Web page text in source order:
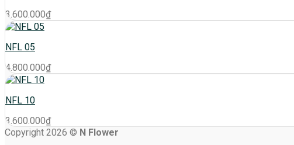
3.600.000₫
NFL 05
4.800.000₫
NFL 10
3.600.000₫
Copyright 2026 © N Flower